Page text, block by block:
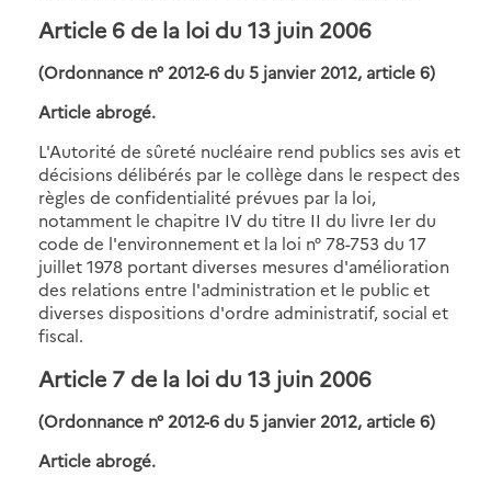
Article 6 de la loi du 13 juin 2006
(Ordonnance n° 2012-6 du 5 janvier 2012, article 6)
Article abrogé.
L'Autorité de sûreté nucléaire rend publics ses avis et
décisions délibérés par le collège dans le respect des
règles de confidentialité prévues par la loi,
notamment le chapitre IV du titre II du livre Ier du
code de l'environnement et la loi n° 78-753 du 17
juillet 1978 portant diverses mesures d'amélioration
des relations entre l'administration et le public et
diverses dispositions d'ordre administratif, social et
fiscal.
Article 7 de la loi du 13 juin 2006
(Ordonnance n° 2012-6 du 5 janvier 2012, article 6)
Article abrogé.